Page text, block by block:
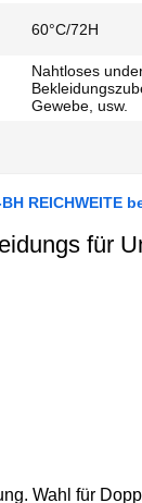
60°C/72H
Nahtloses
Gewebe, usw.
REICHWEITE
für
Wahl für